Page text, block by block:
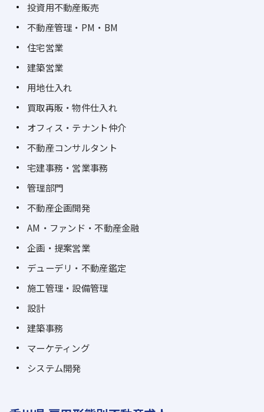
投資用不動産販売
不動産管理・PM・BM
住宅営業
建築営業
用地仕入れ
買取再販・物件仕入れ
オフィス・テナント仲介
不動産コンサルタント
宅建事務・営業事務
管理部門
不動産企画開発
AM・ファンド・不動産金融
企画・提案営業
デューデリ・不動産鑑定
施工管理・設備管理
設計
建築事務
マーケティング
システム開発